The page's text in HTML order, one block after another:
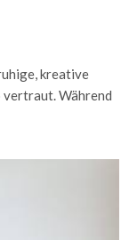
kreative
vertraut. Während